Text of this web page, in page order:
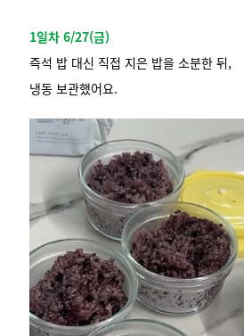
1일차 6/27(금)
즉석 밥 대신 직접 지은 밥을 소분한 뒤,
냉동 보관했어요.